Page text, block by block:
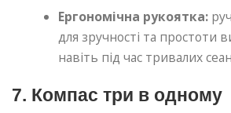
Ергономічна рукоятка:
для зручності та простоти
навіть під час тривалих
7. Компас три в одному